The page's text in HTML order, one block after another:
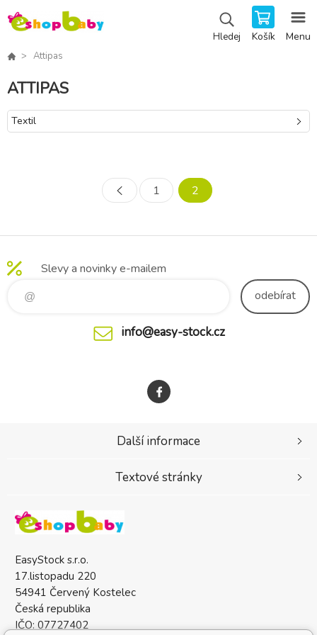
Hledej Košík Menu
Attipas
ATTIPAS
Textil
1 2
Slevy a novinky e-mailem
odebírat
info@easy-stock.cz
EasyStock s.r.o.
17.listopadu 220
54941 Červený Kostelec
Česká republika
IČO: 07727402
Další informace
Textové stránky